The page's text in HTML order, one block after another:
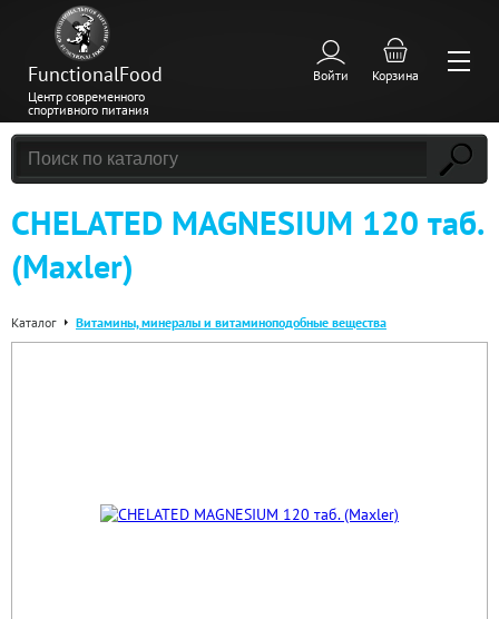
FunctionalFood
Центр современного
спортивного питания
Войти Корзина
CHELATED MAGNESIUM 120 таб.
(Maxler)
Каталог Витамины, минералы и витаминоподобные вещества